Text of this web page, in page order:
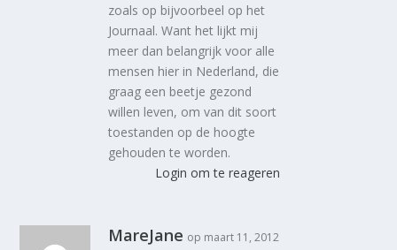
zoals op bijvoorbeel op het
Journaal. Want het lijkt mij
meer dan belangrijk voor alle
mensen hier in Nederland, die
graag een beetje gezond
willen leven, om van dit soort
toestanden op de hoogte
gehouden te worden.
Login om te reageren
MareJane op maart 11, 2012